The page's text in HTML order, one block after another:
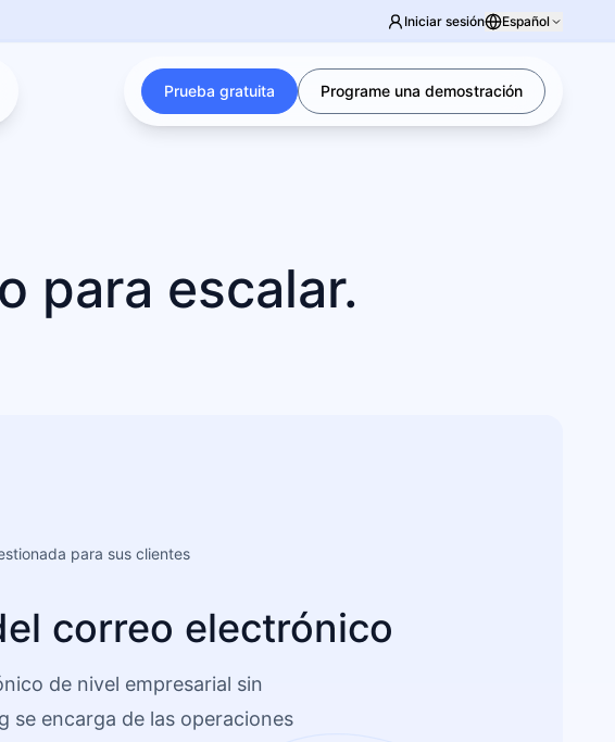
Iniciar sesión Español
Prueba gratuita Programe una demostración
para escalar.
para sus clientes
correo electrónico
de nivel empresarial sin
se encarga de las operaciones